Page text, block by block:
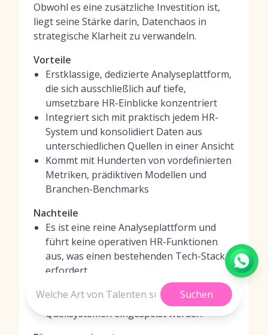
Obwohl es eine zusätzliche Investition ist,
liegt seine Stärke darin, Datenchaos in
strategische Klarheit zu verwandeln.
Vorteile
Erstklassige, dedizierte Analyseplattform,
die sich ausschließlich auf tiefe,
umsetzbare HR-Einblicke konzentriert
Integriert sich mit praktisch jedem HR-
System und konsolidiert Daten aus
unterschiedlichen Quellen in einer Ansicht
Kommt mit Hunderten von vordefinierten
Metriken, prädiktiven Modellen und
Branchen-Benchmarks
Nachteile
Es ist eine reine Analyseplattform und
führt keine operativen HR-Funktionen
aus, was einen bestehenden Tech-Stack
erfordert
Die Qualität der Einblicke hängt direkt
von der Qualität der Daten ab, die aus den
Quellsystemen eingespeist werden
Suchen